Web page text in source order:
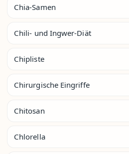
Chia-Samen
Chili- und Ingwer-Diät
Chipliste
Chirurgische Eingriffe
Chitosan
Chlorella